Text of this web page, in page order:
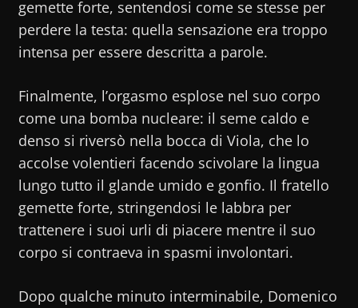
gemette forte, sentendosi come se stesse per
perdere la testa: quella sensazione era troppo
intensa per essere descritta a parole.
Finalmente, l’orgasmo esplose nel suo corpo
come una bomba nucleare: il seme caldo e
denso si riversò nella bocca di Viola, che lo
accolse volentieri facendo scivolare la lingua
lungo tutto il glande umido e gonfio. Il fratello
gemette forte, stringendosi le labbra per
trattenere i suoi urli di piacere mentre il suo
corpo si contraeva in spasmi involontari.
Dopo qualche minuto interminabile, Domenico